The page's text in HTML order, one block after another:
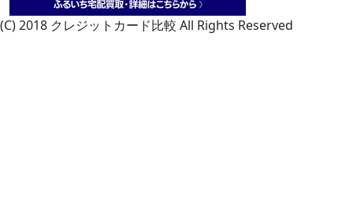
(C) 2018 クレジットカード比較 All Rights Reserved